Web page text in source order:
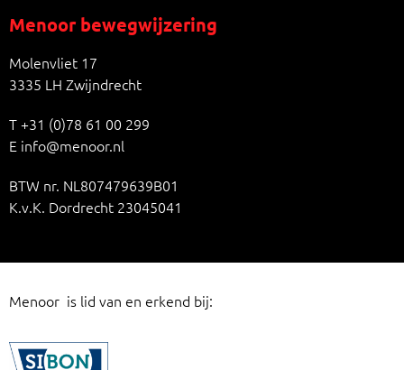
Menoor bewegwijzering
Molenvliet 17
3335 LH Zwijndrecht
T+31 (0)78 61 00 299
E info@menoor.nl
BTW nr. NL807479639B01
K.v.K. Dordrecht 23045041
Menoor is lid van en erkend bij: